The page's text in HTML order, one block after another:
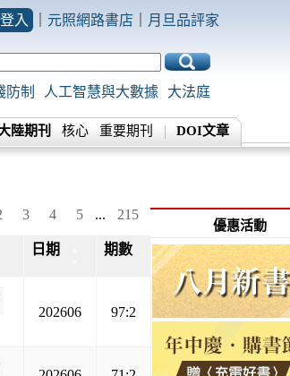
入 元照網路書店 月旦品評家
防制 人工智慧與大數據 大法庭
陸期刊 核心 重要期刊 DOI文章
3 4 5 ... 215
日期 期數
202606 97:2
優惠活動